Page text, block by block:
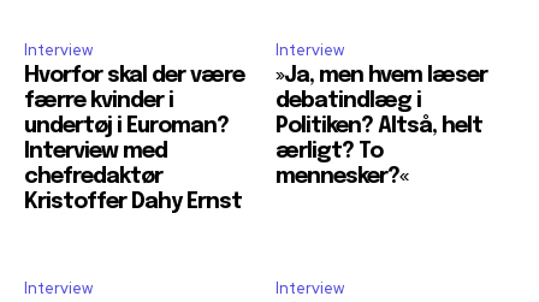
Interview
Hvorfor skal der være
færre kvinder i
undertøj i Euroman?
Interview med
chefredaktør
Kristoffer Dahy Ernst
Interview
»Ja, men hvem læser
debatindlæg i
Politiken? Altså, helt
ærligt? To
mennesker?«
Interview Interview